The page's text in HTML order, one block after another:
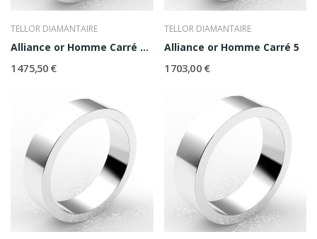
TELLOR DIAMANTAIRE
Alliance or Homme Carré 4,5
1 475,50 €
TELLOR DIAMANTAIRE
Alliance or Homme Carré 5
1 703,00 €